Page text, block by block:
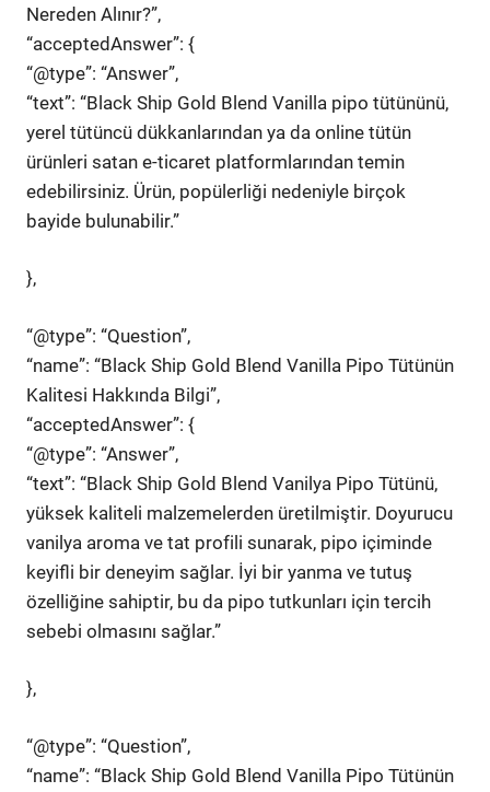
Nereden Alınır?”,
“acceptedAnswer”: {
“@type”: “Answer”,
“text”: “Black Ship Gold Blend Vanilla pipo tütününü,
yerel tütüncü dükkanlarından ya da online tütün
ürünleri satan e-ticaret platformlarından temin
edebilirsiniz. Ürün, popülerliği nedeniyle birçok
bayide bulunabilir.”
},
“@type”: “Question”,
“name”: “Black Ship Gold Blend Vanilla Pipo Tütünün
Kalitesi Hakkında Bilgi”,
“acceptedAnswer”: {
“@type”: “Answer”,
“text”: “Black Ship Gold Blend Vanilya Pipo Tütünü,
yüksek kaliteli malzemelerden üretilmiştir. Doyurucu
vanilya aroma ve tat profili sunarak, pipo içiminde
keyifli bir deneyim sağlar. İyi bir yanma ve tutuş
özelliğine sahiptir, bu da pipo tutkunları için tercih
sebebi olmasını sağlar.”
},
“@type”: “Question”,
“name”: “Black Ship Gold Blend Vanilla Pipo Tütünün